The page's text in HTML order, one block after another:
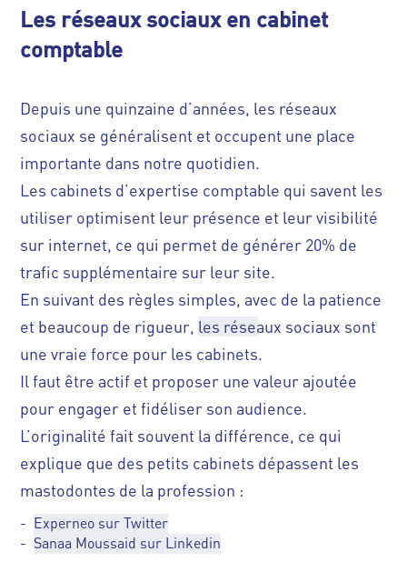
Les réseaux sociaux en cabinet
comptable
Depuis une quinzaine d’années, les réseaux
sociaux se généralisent et occupent une place
importante dans notre quotidien.
Les cabinets d’expertise comptable qui savent les
utiliser optimisent leur présence et leur visibilité
sur internet, ce qui permet de générer 20% de
trafic supplémentaire sur leur site.
En suivant des règles simples, avec de la patience
et beaucoup de rigueur, les réseaux sociaux sont
une vraie force pour les cabinets.
Il faut être actif et proposer une valeur ajoutée
pour engager et fidéliser son audience.
L’originalité fait souvent la différence, ce qui
explique que des petits cabinets dépassent les
mastodontes de la profession :
Experneo sur Twitter
Sanaa Moussaid sur Linkedin